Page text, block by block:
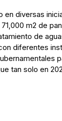
en diversas
m2 de
de
diferentes
tan solo en